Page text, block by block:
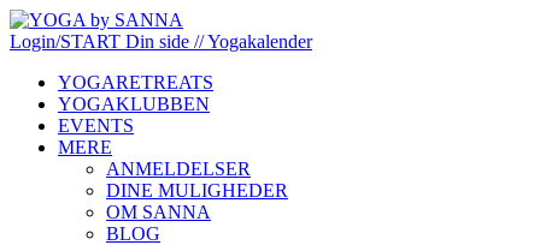
Login/START Din side // Yogakalender
YOGARETREATS
YOGAKLUBBEN
EVENTS
MERE
ANMELDELSER
DINE MULIGHEDER
OM SANNA
BLOG